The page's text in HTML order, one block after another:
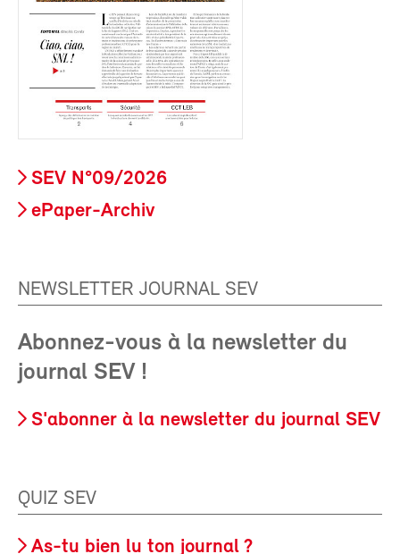
SEV N°09/2026
ePaper-Archiv
NEWSLETTER JOURNAL SEV
Abonnez-vous à la newsletter du
journal SEV !
S'abonner à la newsletter du journal SEV
QUIZ SEV
As-tu bien lu ton journal ?